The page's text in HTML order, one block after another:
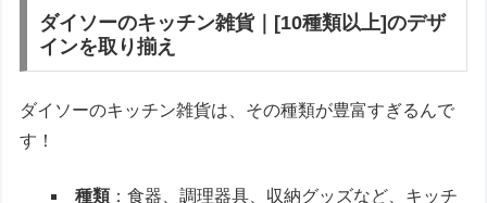
ダイソーのキッチン雑貨｜[10種類以上]のデザ
インを取り揃え
ダイソーのキッチン雑貨は、その種類が豊富すぎるんで
す！
種類：食器、調理器具、収納グッズなど、キッチ